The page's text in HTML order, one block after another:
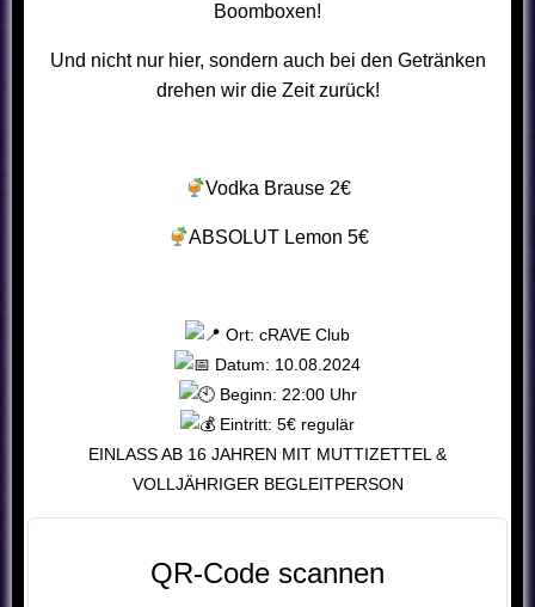
Boomboxen!
Und nicht nur hier, sondern auch bei den Getränken
drehen wir die Zeit zurück!
Vodka Brause 2€
ABSOLUT Lemon 5€
Ort: cRAVE Club
Datum: 10.08.2024
Beginn: 22:00 Uhr
Eintritt: 5€ regulär
EINLASS AB 16 JAHREN MIT MUTTIZETTEL &
VOLLJÄHRIGER BEGLEITPERSON
QR-Code scannen